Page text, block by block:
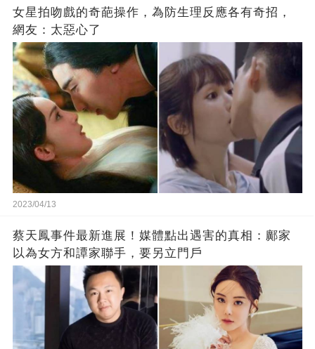
女星拍吻戲的奇葩操作，為防生理反應各有奇招，
網友：太惡心了
2023/04/13
蔡天鳳事件最新進展！媒體點出遇害的真相：鄺家
以為女方和譚家聯手，要另立門戶